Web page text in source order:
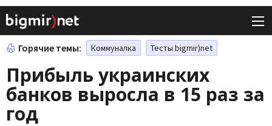
Горячие темы: Коммуналка Тесты bigmir)net
Прибыль украинских
банков выросла в 15 раз за
год